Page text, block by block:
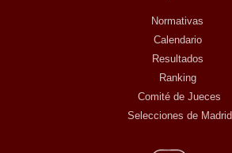
Normativas
Calendario
Resultados
Ranking
Comité de Jueces
Selecciones de Madrid